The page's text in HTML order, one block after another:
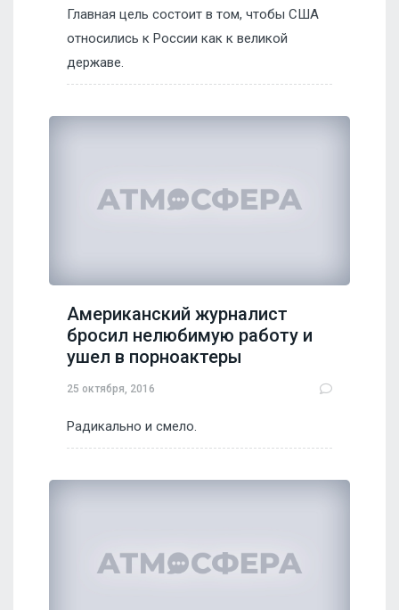
Главная цель состоит в том, чтобы США
относились к России как к великой
державе.
Американский журналист
бросил нелюбимую работу и
ушел в порноактеры
25 октября, 2016
Радикально и смело.